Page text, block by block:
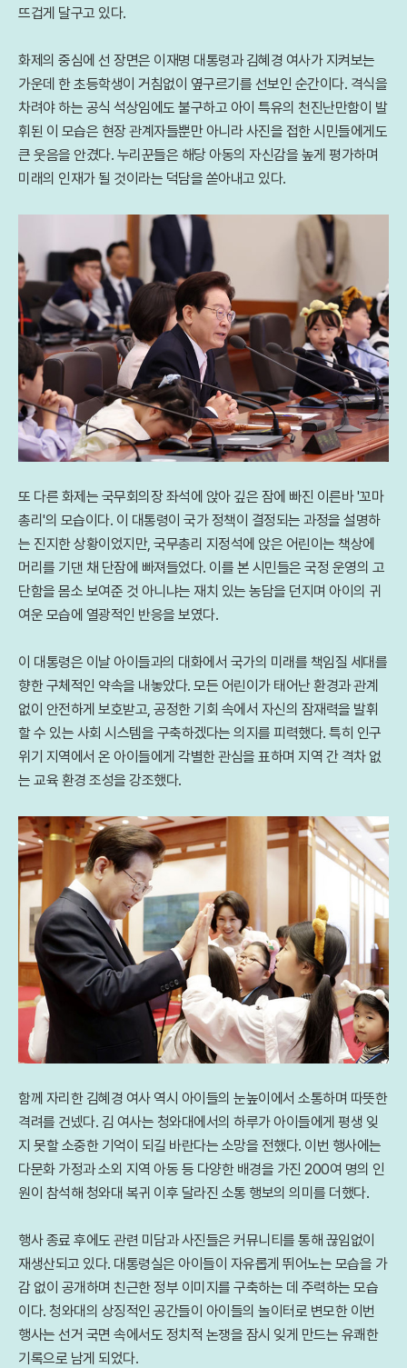
뜨겁게 달구고 있다.
화제의 중심에 선 장면은 이재명 대통령과 김혜경 여사가 지켜보는
가운데 한 초등학생이 거침없이 옆구르기를 선보인 순간이다. 격식을
차려야 하는 공식 석상임에도 불구하고 아이 특유의 천진난만함이 발
휘된 이 모습은 현장 관계자들뿐만 아니라 사진을 접한 시민들에게도
큰 웃음을 안겼다. 누리꾼들은 해당 아동의 자신감을 높게 평가하며
미래의 인재가 될 것이라는 덕담을 쏟아내고 있다.
또 다른 화제는 국무회의장 좌석에 앉아 깊은 잠에 빠진 이른바 '꼬마
총리'의 모습이다. 이 대통령이 국가 정책이 결정되는 과정을 설명하
는 진지한 상황이었지만, 국무총리 지정석에 앉은 어린이는 책상에
머리를 기댄 채 단잠에 빠져들었다. 이를 본 시민들은 국정 운영의 고
단함을 몸소 보여준 것 아니냐는 재치 있는 농담을 던지며 아이의 귀
여운 모습에 열광적인 반응을 보였다.
이 대통령은 이날 아이들과의 대화에서 국가의 미래를 책임질 세대를
향한 구체적인 약속을 내놓았다. 모든 어린이가 태어난 환경과 관계
없이 안전하게 보호받고, 공정한 기회 속에서 자신의 잠재력을 발휘
할 수 있는 사회 시스템을 구축하겠다는 의지를 피력했다. 특히 인구
위기 지역에서 온 아이들에게 각별한 관심을 표하며 지역 간 격차 없
는 교육 환경 조성을 강조했다.
함께 자리한 김혜경 여사 역시 아이들의 눈높이에서 소통하며 따뜻한
격려를 건넸다. 김 여사는 청와대에서의 하루가 아이들에게 평생 잊
지 못할 소중한 기억이 되길 바란다는 소망을 전했다. 이번 행사에는
다문화 가정과 소외 지역 아동 등 다양한 배경을 가진 200여 명의 인
원이 참석해 청와대 복귀 이후 달라진 소통 행보의 의미를 더했다.
행사 종료 후에도 관련 미담과 사진들은 커뮤니티를 통해 끊임없이
재생산되고 있다. 대통령실은 아이들이 자유롭게 뛰어노는 모습을 가
감 없이 공개하며 친근한 정부 이미지를 구축하는 데 주력하는 모습
이다. 청와대의 상징적인 공간들이 아이들의 놀이터로 변모한 이번
행사는 선거 국면 속에서도 정치적 논쟁을 잠시 잊게 만드는 유쾌한
기록으로 남게 되었다.